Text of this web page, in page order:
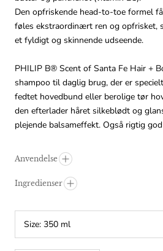
Den opfriskende head-to-toe formel
føles ekstraordinært ren og opfrisket,
et fyldigt og skinnende udseende.
PHILIP B® Scent of Santa Fe Hair +
shampoo til daglig brug, der er
fedtet hovedbund eller berolige tør
den efterlader håret silkeblødt og
plejende balsameffekt. Også rigtig
Anvendelse
Ingredienser
Size: 350 ml